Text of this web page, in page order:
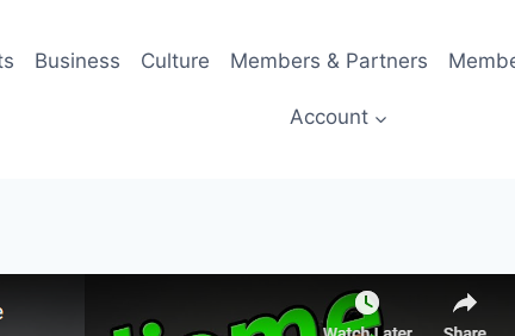
Business Culture Members & Partners
Account